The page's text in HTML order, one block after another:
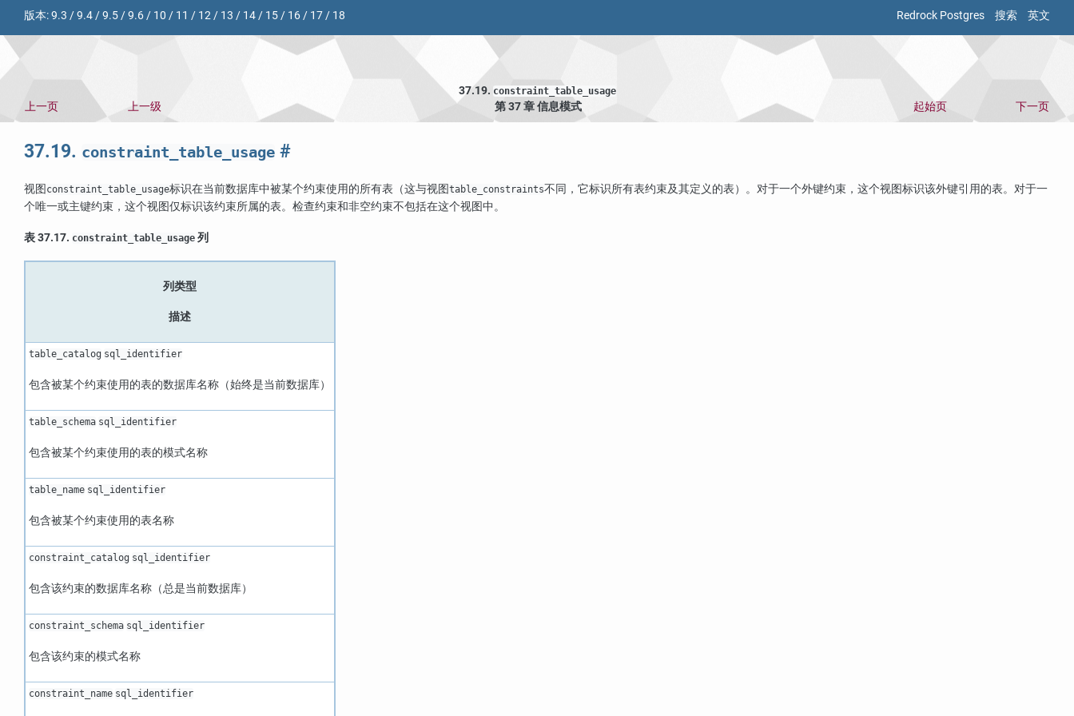
Redrock Postgres 搜索 英文
版本:9.3 /9.4/9.5/9.6/ 10 / 11 / 12/ 13 / 14/ 15/ 16/ 17/ 18
37.19. constraint_table_usage
上一页 上一级 第 37 章 信息模式 起始页 下一页
37.19. constraint_table_usage #
视图 constraint_table_usage标识在当前数据库中被某个约束使用的所有表（这与视图table_constraints不同，它标识所有表约束及其定义的表）。对于一个外键约束，这个视图标识该外键引用的表。对于一
个唯一或主键约束，这个视图仅标识该约束所属的表。检查约束和非空约束不包括在这个视图中。
表 37.17. constraint_table_usage 列
列类型
描述
table_catalog sql_identifier
包含被某个约束使用的表的数据库名称（始终是当前数据库）
table_schema sql_identifier
包含被某个约束使用的表的模式名称
table_name sql_identifier
包含被某个约束使用的表名称
constraint_catalog sql_identifier
包含该约束的数据库名称（总是当前数据库）
constraint_schema sql_identifier
包含该约束的模式名称
constraint_name sql_identifier